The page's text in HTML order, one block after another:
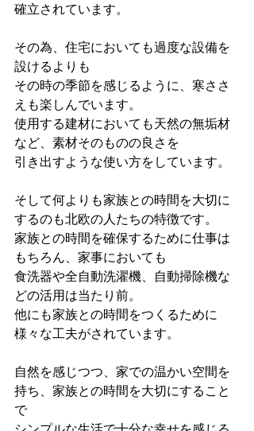
確立されています。
その為、住宅においても過度な設備を
設けるよりも
その時の季節を感じるように、寒ささ
えも楽しんでいます。
使用する建材においても天然の無垢材
など、素材そのものの良さを
引き出すような使い方をしています。
そして何よりも家族との時間を大切に
するのも北欧の人たちの特徴です。
家族との時間を確保するために仕事は
もちろん、家事においても
食洗器や全自動洗濯機、自動掃除機な
どの活用は当たり前。
他にも家族との時間をつくるために
様々な工夫がされています。
自然を感じつつ、家での温かい空間を
持ち、家族との時間を大切にすること
で